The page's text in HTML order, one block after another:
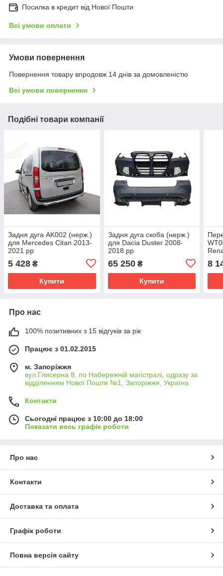
Посилка в кредит від Нової Пошти
Всі умови оплати
Умови повернення
Повернення товару впродовж 14 днів за домовленістю
Всі умови повернення
Подібні товари компанії
Задня дуга AK002 (нерж.)
для Mercedes Citan 2013-
2021 рр
5 428 ₴
Купити
Задня дуга скоба (нерж.)
для Dacia Duster 2008-
2018 рр
65 250₴
Купити
8
Про нас
100% позитивних з 15 відгуків за рік
Працює з 01.02.2015
м. Запоріжжя
вул.Глисерна 8, по Набережній магістралі, одразу за
відділенням Нової Пошти №1, Запоріжжя, Україна
Контакти
Сьогодні працює з 10:00 до 18:00
Показати весь графік роботи
Про нас
Контакти
Доставка та оплата
Графік роботи
Повна версія сайту